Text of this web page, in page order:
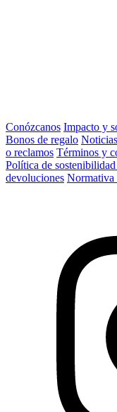
Conózcanos Impacto y
Bonos de regalo
o reclamos Términos y
Política de
devoluciones Normativa